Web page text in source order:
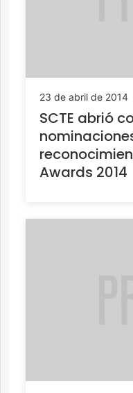
23 de abril de 2014
SCTE abrió
Awards 2014